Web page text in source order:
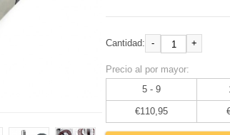
Cantidad: - +
Precio al por mayor:
5 - 9
€110,95